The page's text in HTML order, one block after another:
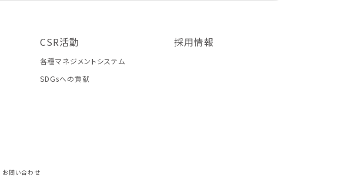
CSR活動
各種マネジメントシステム
SDGsへの貢献
採用情報
お問い合わせ